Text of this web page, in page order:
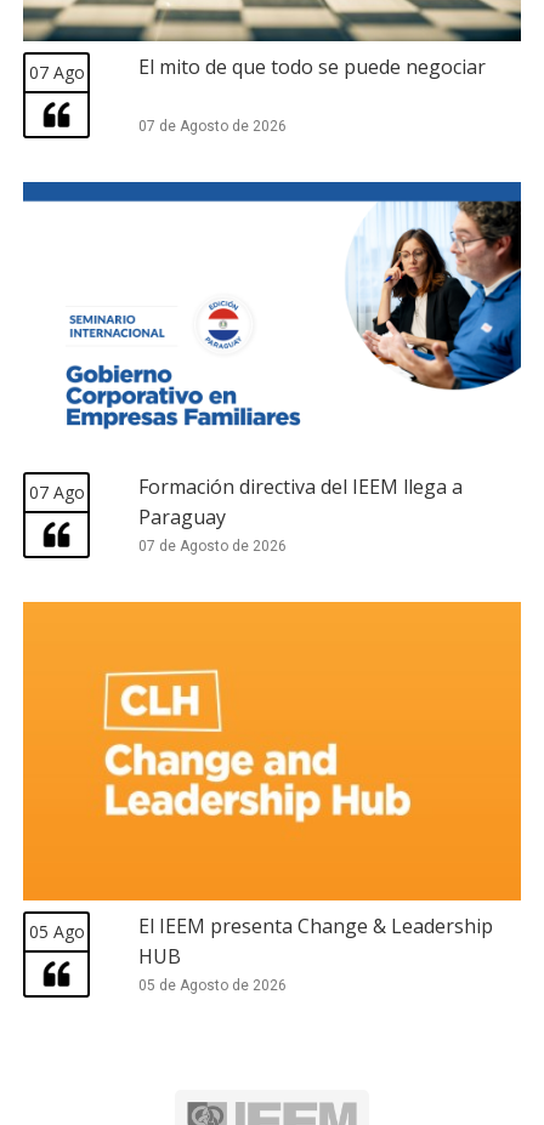
07 Ago El mito de que todo se puede negociar
07 de Agosto de 2026
07 Ago
Formación directiva del IEEM llega a
Paraguay
07 de Agosto de 2026
05 Ago
El IEEM presenta Change & Leadership
HUB
05 de Agosto de 2026